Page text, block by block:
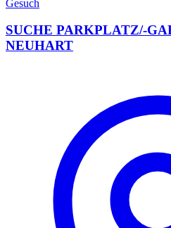
Gesuch
SUCHE PARKPLATZ/-
NEUHART